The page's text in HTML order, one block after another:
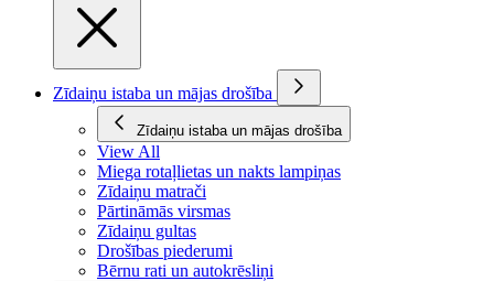
Zīdaiņu istaba un mājas drošība
Zīdaiņu istaba un mājas drošība
View All
Miega rotaļlietas un nakts lampiņas
Zīdaiņu matrači
Pārtināmās virsmas
Zīdaiņu gultas
Drošības piederumi
Bērnu rati un autokrēsliņi